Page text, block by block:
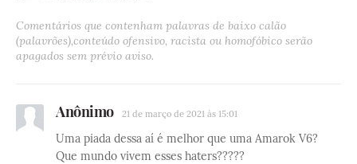
Comentários que contenham palavras de baixo calão
(palavrões),conteúdo ofensivo, racista ou homofóbico serão
apagados sem prévio aviso.
Anônimo 21 de março de 2021 às 15:01
Uma piada dessa aí é melhor que uma Amarok V6?
Que mundo vivem esses haters?????